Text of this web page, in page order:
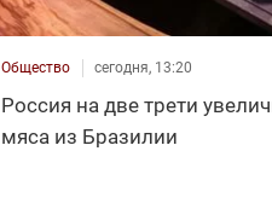
Общество сегодня, 13:20
Россия на две трети
мяса из Бразилии